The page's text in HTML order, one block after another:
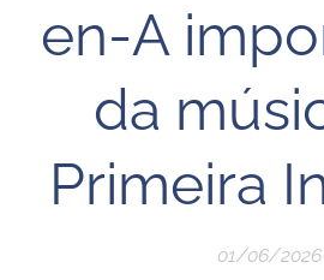
en-A
da
Primeira
01/06/2026